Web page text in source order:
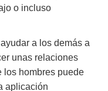
o incluso
a los demás a
unas relaciones
los hombres puede
aplicación